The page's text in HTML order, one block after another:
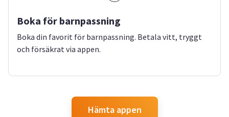
Boka för barnpassning
Boka din favorit för barnpassning. Betala vitt, tryggt
och försäkrat via appen.
Hämta appen